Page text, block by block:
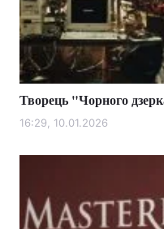
Творець "Чорного
16:29, 10.01.2026